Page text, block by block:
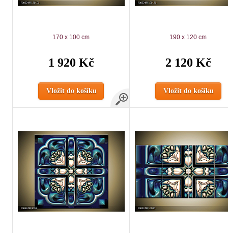
170 x 100 cm
1 920 Kč
Vložit do košíku
190 x 120 cm
2 120 Kč
Vložit do košíku